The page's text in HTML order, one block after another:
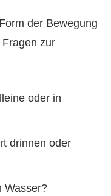
der Bewegung
zur
oder in
drinnen oder
Wasser?